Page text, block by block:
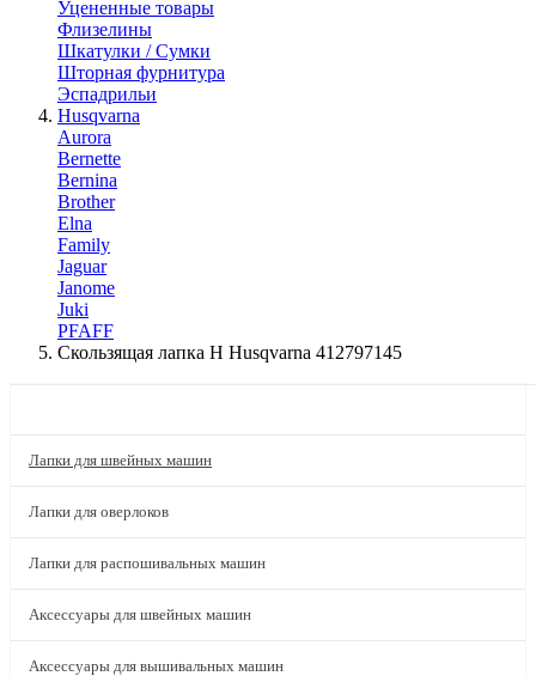
Уцененные товары
Флизелины
Шкатулки / Сумки
Шторная фурнитура
Эспадрильи
Husqvarna
Aurora
Bernette
Bernina
Brother
Elna
Family
Jaguar
Janome
Juki
PFAFF
Скользящая лапка H Husqvarna 412797145
Лапки для швейных машин
Лапки для оверлоков
Лапки для распошивальных машин
Аксессуары для швейных машин
Аксессуары для вышивальных машин